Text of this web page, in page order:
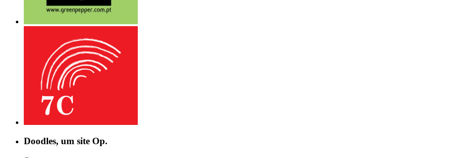
Doodles, um site Op.